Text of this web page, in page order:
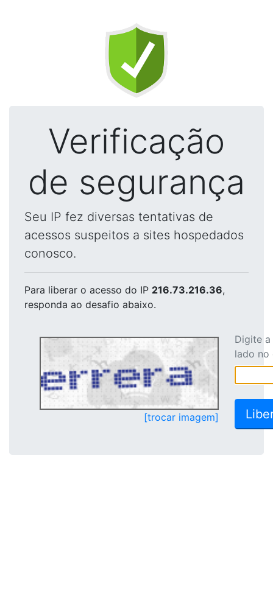
Verificação
de segurança
Seu IP fez diversas tentativas de
acessos suspeitos a sites hospedados
conosco.
Para liberar o acesso do IP 216.73.216.36,
responda ao desafio abaixo.
[trocar imagem]
Digite
lado no